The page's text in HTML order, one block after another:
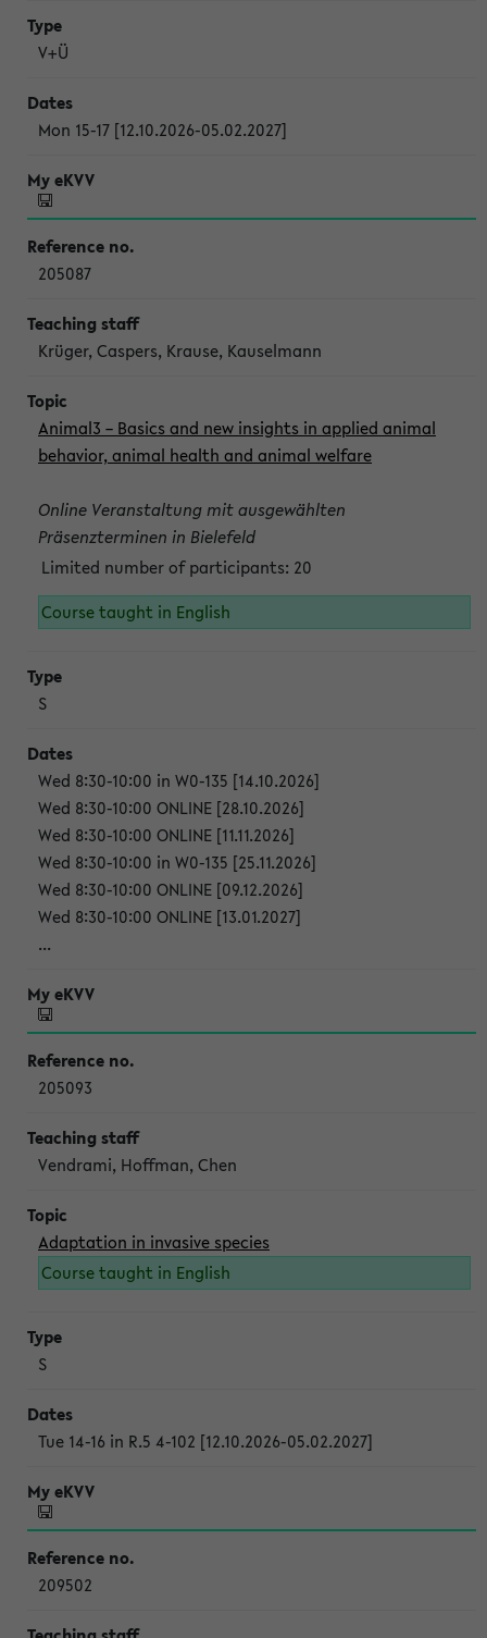
V+Ü
Mon 15-17 [12.10.2026-05.02.2027]
205087
Krüger, Caspers, Krause, Kauselmann
Animal3 – Basics and new insights in applied animal
behavior, animal health and animal welfare
Online Veranstaltung mit ausgewählten
Präsenzterminen in Bielefeld
Limited number of participants: 20
Course taught in English
S
Wed 8:30-10:00 in W0-135 [14.10.2026]
Wed 8:30-10:00 ONLINE [28.10.2026]
Wed 8:30-10:00 ONLINE [11.11.2026]
Wed 8:30-10:00 in W0-135 [25.11.2026]
Wed 8:30-10:00 ONLINE [09.12.2026]
Wed 8:30-10:00 ONLINE [13.01.2027]
...
205093
Vendrami, Hoffman, Chen
Adaptation in invasive species
Course taught in English
S
Tue 14-16 in R.5 4-102 [12.10.2026-05.02.2027]
209502